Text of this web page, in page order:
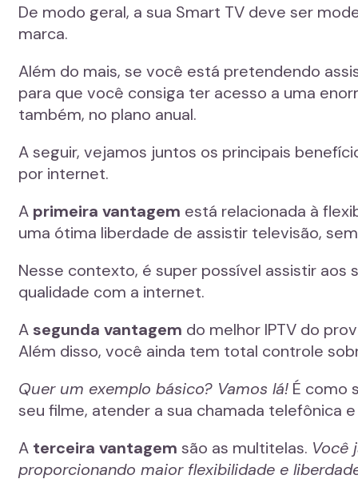
De modo geral, a sua Smart TV deve ser
marca.
Além do mais, se você está pretendendo
para que você consiga ter acesso a uma
também, no plano anual.
A seguir, vejamos juntos os principais
por internet.
A primeira vantagem está relacionada à
uma ótima liberdade de assistir televisão,
Nesse contexto, é super possível assistir
qualidade com a internet.
A segunda vantagem do melhor IPTV do
Além disso, você ainda tem total controle
Quer um exemplo básico? Vamos lá! É como
seu filme, atender a sua chamada telefônica
A terceira vantagem são as multitelas. Você
proporcionando maior flexibilidade e